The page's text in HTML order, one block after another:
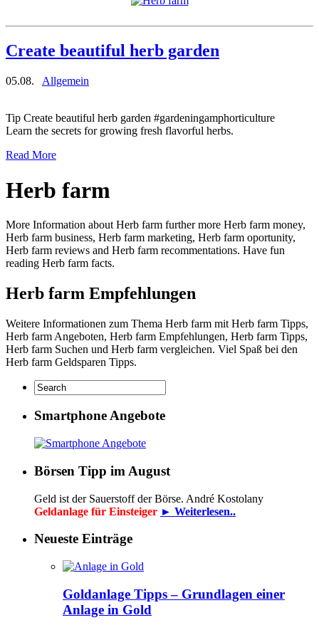
Create beautiful herb garden
05.08. Allgemein
Tip Create beautiful herb garden #gardeningamphorticulture
Learn the secrets for growing fresh flavorful herbs.
Read More
Herb farm
More Information about Herb farm further more Herb farm money,
Herb farm business, Herb farm marketing, Herb farm oportunity,
Herb farm reviews and Herb farm recommentations. Have fun
reading Herb farm facts.
Herb farm Empfehlungen
Weitere Informationen zum Thema Herb farm mit Herb farm Tipps,
Herb farm Angeboten, Herb farm Empfehlungen, Herb farm Tipps,
Herb farm Suchen und Herb farm vergleichen. Viel Spaß bei den
Herb farm Geldsparen Tipps.
Smartphone Angebote
Börsen Tipp im August
Geld ist der Sauerstoff der Börse. André Kostolany
Geldanlage für Einsteiger ► Weiterlesen..
Neueste Einträge
Goldanlage Tipps – Grundlagen einer
Anlage in Gold